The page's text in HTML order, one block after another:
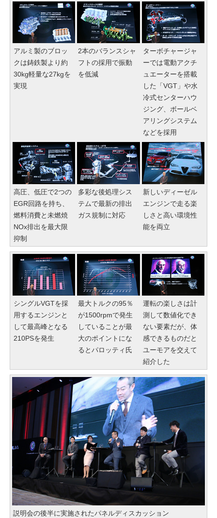
アルミ製のブロッ
クは鋳鉄製より約
30kg軽量な27kgを
実現
2本のバランスシャ
フトの採用で振動
を低減
ターボチャージャ
ーでは電動アクチ
ュエーターを搭載
した「VGT」や水
冷式センターハウ
ジング、ボールベ
アリングシステム
などを採用
高圧、低圧で2つの
EGR回路を持ち、
燃料消費と未燃焼
NOx排出を最大限
抑制
多彩な後処理シス
テムで最新の排出
ガス規制に対応
新しいディーゼル
エンジンで走る楽
しさと高い環境性
能を両立
シングルVGTを採
用するエンジンと
して最高峰となる
210PSを発生
最大トルクの95％
が1500rpmで発生
していることが最
大のポイントにな
るとパロッティ氏
運転の楽しさは計
測して数値化でき
ない要素だが、体
感できるものだと
ユーモアを交えて
紹介した
説明会の後半に実施されたパネルディスカッション